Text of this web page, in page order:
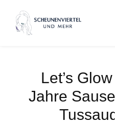
Inhalt
springen
Let’s
Jahre